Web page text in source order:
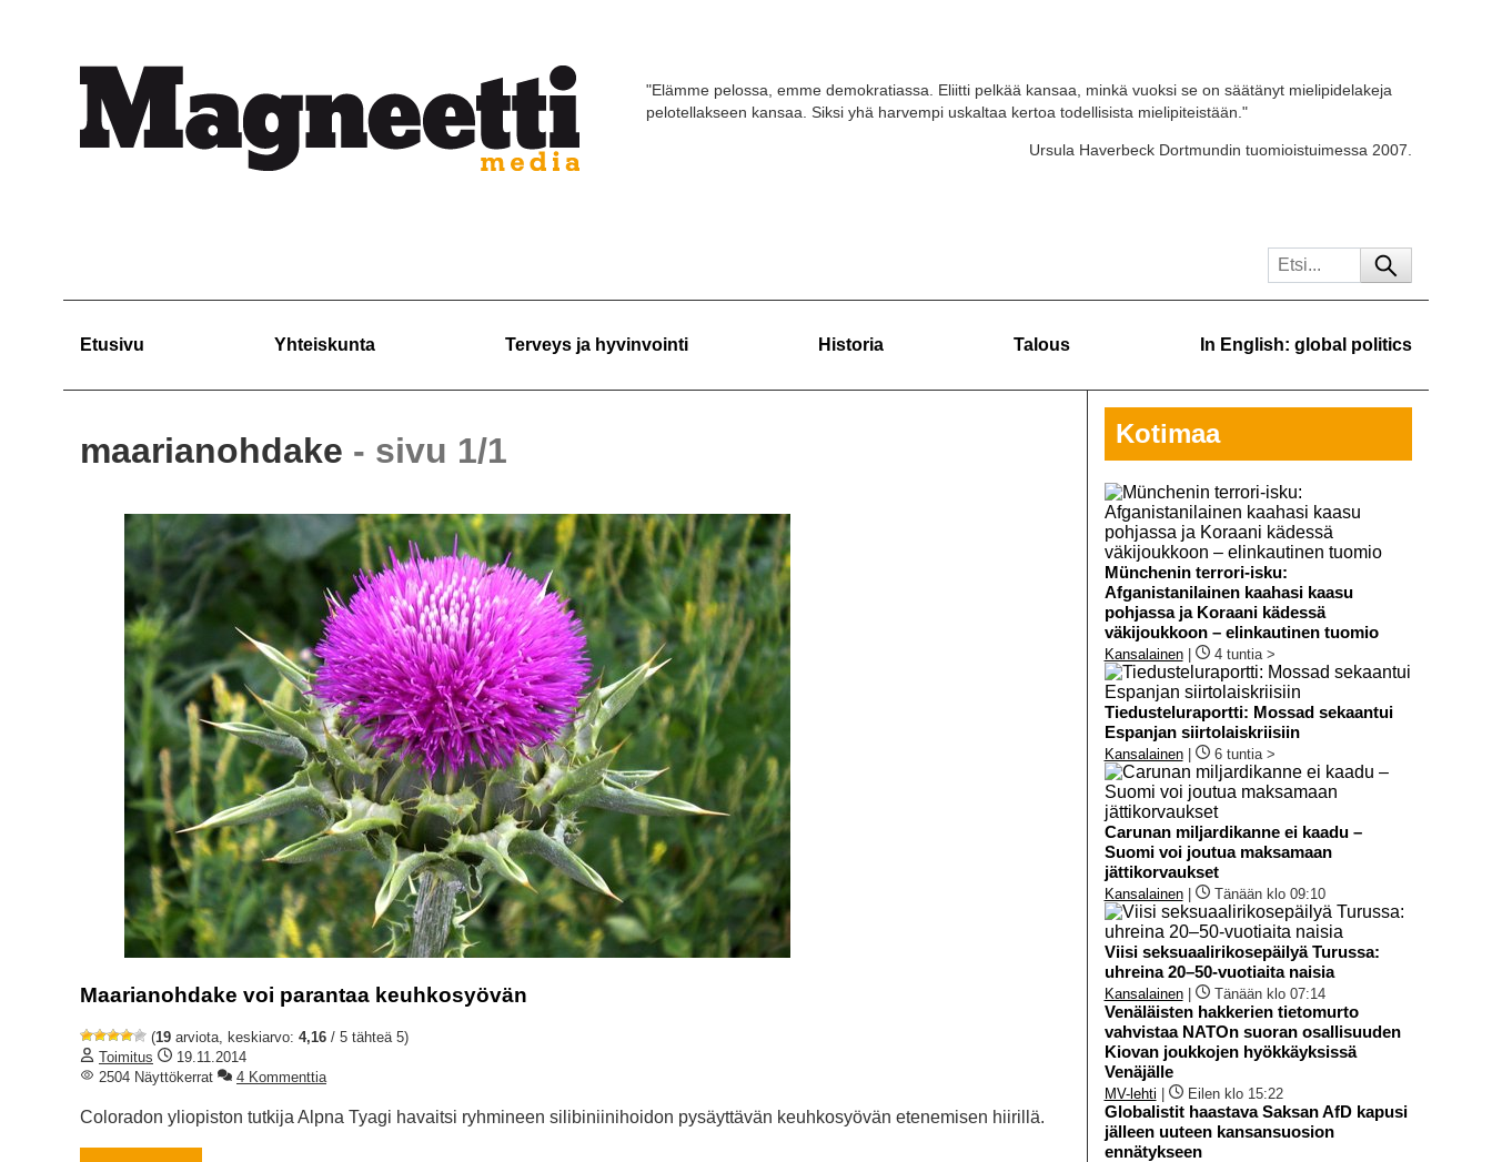
"Elämme pelossa, emme demokratiassa. Eliitti pelkää kansaa, minkä vuoksi se on säätänyt mielipidelakeja
pelotellakseen kansaa. Siksi yhä harvempi uskaltaa kertoa todellisista mielipiteistään."
Ursula Haverbeck Dortmundin tuomioistuimessa 2007.
Etusivu Yhteiskunta Terveys ja hyvinvointi Historia Talous In English: global politics
maarianohdake - sivu 1/1
Maarianohdake voi parantaa keuhkosyövän
(19 arviota, keskiarvo: 4,16 / 5 tähteä 5)
Toimitus
19.11.2014
2504 Näyttökerrat
4 Kommenttia
Coloradon yliopiston tutkija Alpna Tyagi havaitsi ryhmineen silibiniinihoidon pysäyttävän keuhkosyövän etenemisen hiirillä.
Kotimaa
Münchenin terrori-isku:
Afganistanilainen kaahasi kaasu
pohjassa ja Koraani kädessä
väkijoukkoon – elinkautinen tuomio
Kansalainen| 4 tuntia >
Tiedusteluraportti: Mossad sekaantui
Espanjan siirtolaiskriisiin
Kansalainen| 6 tuntia >
Carunan miljardikanne ei kaadu –
Suomi voi joutua maksamaan
jättikorvaukset
Kansalainen| Tänään klo 09:10
Viisi seksuaalirikosepäilyä Turussa:
uhreina 20–50-vuotiaita naisia
Kansalainen| Tänään klo 07:14
Venäläisten hakkerien tietomurto
vahvistaa NATOn suoran osallisuuden
Kiovan joukkojen hyökkäyksissä
Venäjälle
MV-lehti Eilen klo 15:22
Globalistit haastava Saksan AfD kapusi
jälleen uuteen kansansuosion
ennätykseen